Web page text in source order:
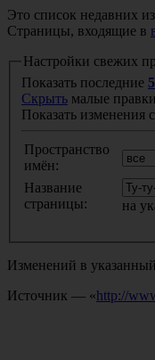
Это список недавних
Страницы, входящие в
Настройки свежих
Показать последние
Скрыть малые
Показать изменения с
Пространство
имён:
Название
страницы:
на
Изменений в
Источник — «http://